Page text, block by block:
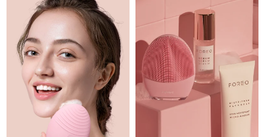
Catar Entrega prevista
Reunião Entrega prevista
Romênia Entrega prevista8/9/26
Rússia Entrega prevista 8/17/26
Arábia Saudita